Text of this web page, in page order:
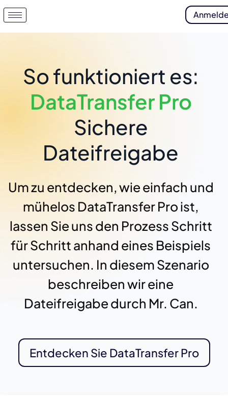
So funktioniert es:
DataTransfer Pro
Sichere
Dateifreigabe
Um zu entdecken, wie einfach und
mühelos DataTransfer Pro ist,
lassen Sie uns den Prozess Schritt
für Schritt anhand eines Beispiels
untersuchen. In diesem Szenario
beschreiben wir eine
Dateifreigabe durch Mr. Can.
Entdecken Sie DataTransfer Pro